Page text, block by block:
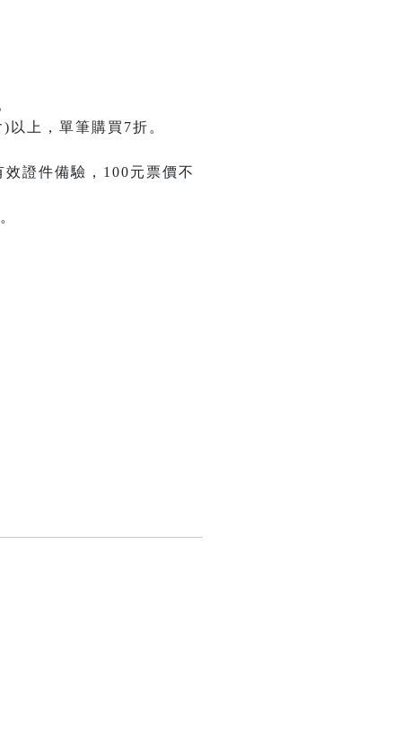
以上，單筆購買7折。
證件備驗，100元票價不
。